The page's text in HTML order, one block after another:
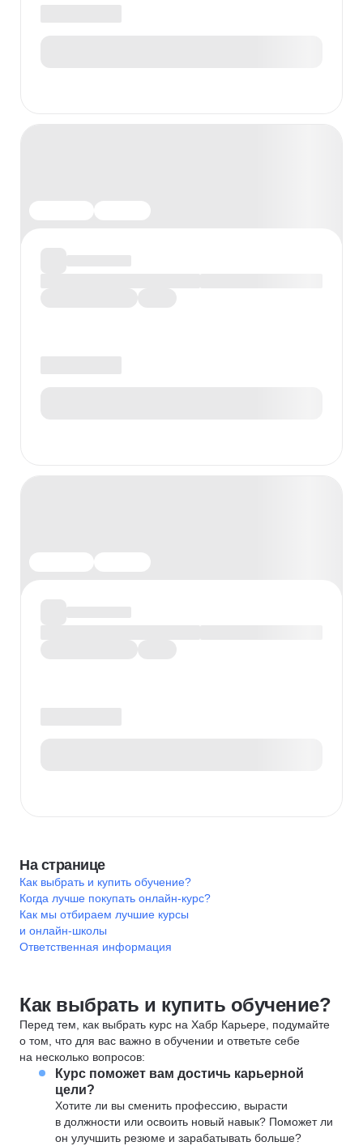
На странице
Как выбрать и купить обучение?
Когда лучше покупать онлайн-курс?
Как мы отбираем лучшие курсы
и онлайн-школы
Ответственная информация
Как выбрать и купить обучение?
Перед тем, как выбрать курс на Хабр Карьере, подумайте
о том, что для вас важно в обучении и ответьте себе
на несколько вопросов:
Курс поможет вам достичь карьерной
цели?
Хотите ли вы сменить профессию, вырасти
в должности или освоить новый навык? Поможет ли
он улучшить резюме и зарабатывать больше?